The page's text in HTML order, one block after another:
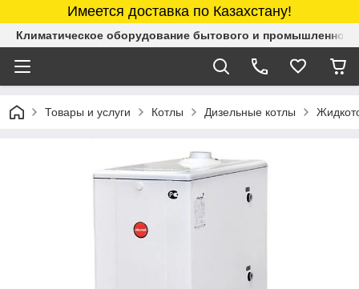
Имеется доставка по Казахстану!
Климатическое оборудование бытового и промышленного
Товары и услуги Котлы Дизельные котлы